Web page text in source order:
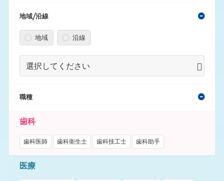
地域/沿線
地域 沿線
職種
歯科
歯科医師 歯科衛生士 歯科技工士 歯科助手
医療